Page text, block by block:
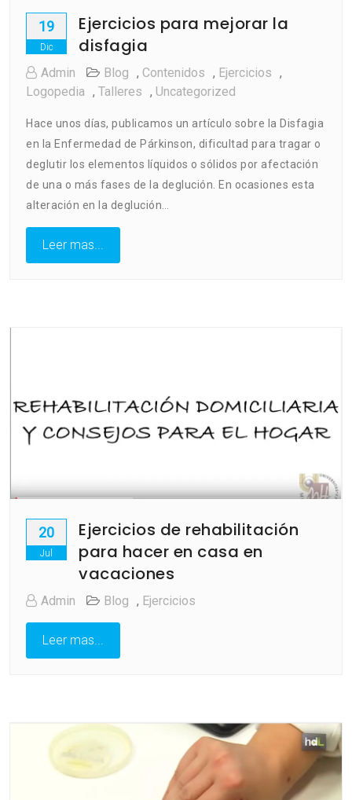
19
Dic
Ejercicios para mejorar la
disfagia
Admin Blog , Contenidos , Ejercicios ,
Logopedia , Talleres , Uncategorized
Hace unos días, publicamos un artículo sobre la Disfagia
en la Enfermedad de Párkinson, dificultad para tragar o
deglutir los elementos líquidos o sólidos por afectación
de una o más fases de la deglución. En ocasiones esta
alteración en la deglución…
Leer mas...
20
Jul
Ejercicios de rehabilitación
para hacer en casa en
vacaciones
Admin Blog , Ejercicios
Leer mas...